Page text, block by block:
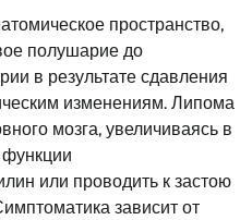
пространство,
полушарие до
в результате сдавления
изменениям. Липома
мозга, увеличиваясь в
или проводить к застою
зависит от